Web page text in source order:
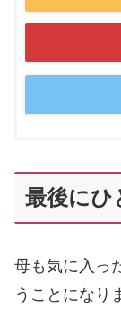
最後にひ
母も気に入っ
うことになり